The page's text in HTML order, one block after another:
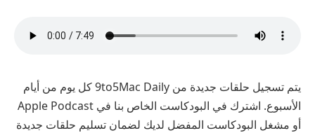
يتم تسجيل حلقات جديدة من 9to5Mac Daily كل يوم من أيام
الأسبوع. اشترك في البودكاست الخاص بنا في Apple Podcast
أو مشغل البودكاست المفضل لديك لضمان تسليم حلقات جديدة